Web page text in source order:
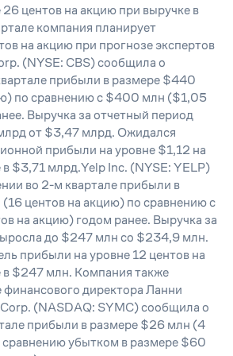
центов на акцию при выручке в
компания планирует
на акцию при прогнозе экспертов
(NYSE: CBS) сообщила о
прибыли в размере $440
по сравнению с $400 млн ($1,05
Выручка за отчетный период
от $3,47 млрд. Ожидался
прибыли на уровне $1,12 на
$3,71 млрд.Yelp Inc. (NYSE: YELP)
во 2-м квартале прибыли в
центов на акцию) по сравнению с
на акцию) годом ранее. Выручка за
до $247 млн со $234,9 млн.
прибыли на уровне 12 центов на
в $247 млн. Компания также
директора Ланни
(NASDAQ: SYMC) сообщила о
прибыли в размере $26 млн (4
сравнению убытком в размере $60